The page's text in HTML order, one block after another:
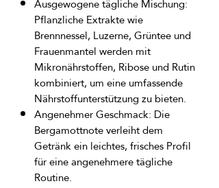
Pflanzliche Extrakte wie
Brennnessel, Luzerne, Grüntee und
Frauenmantel werden mit
Mikronährstoffen, Ribose und Rutin
kombiniert, um eine umfassende
Nährstoffunterstützung zu bieten.
Angenehmer Geschmack: Die
Bergamottnote verleiht dem
Getränk ein leichtes, frisches Profil
für eine angenehmere tägliche
Routine.